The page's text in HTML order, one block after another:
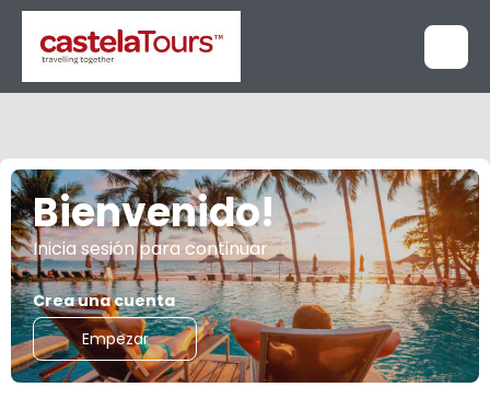
Bienvenido!
Inicia sesión para continuar
Crea una cuenta
Empezar